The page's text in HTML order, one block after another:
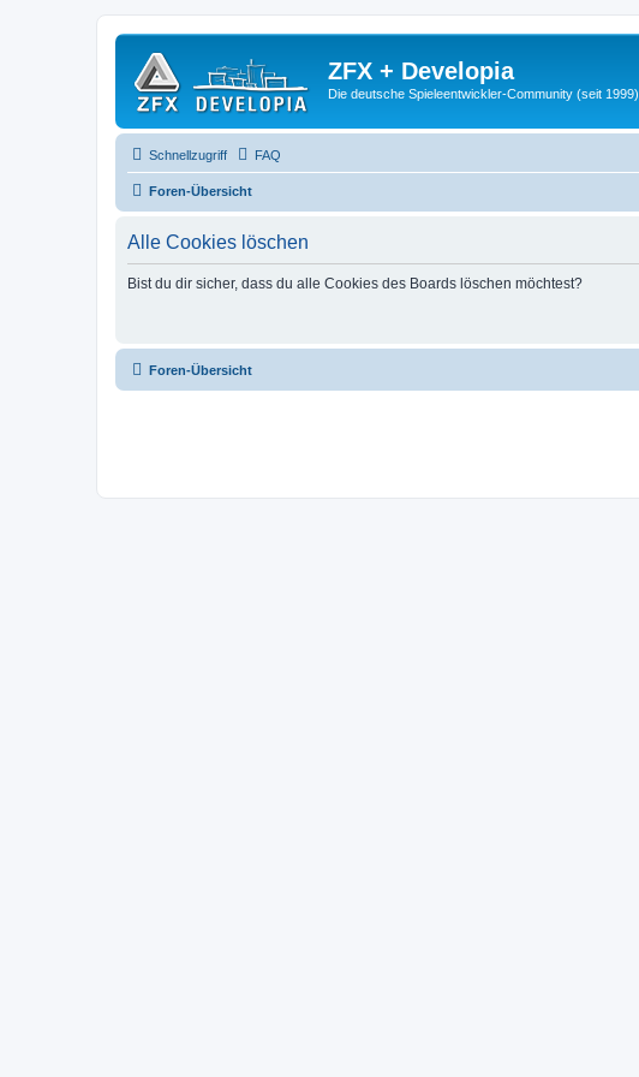
ZFX + Developia
Die deutsche Spieleentwickler-Community (seit 1999).
Schnellzugriff FAQ
Foren-Übersicht
Alle Cookies löschen
Bist du dir sicher, dass du alle Cookies des Boards löschen möchtest?
Foren-Übersicht